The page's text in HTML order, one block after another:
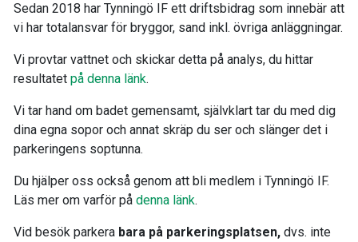
Sedan 2018 har Tynningö IF ett driftsbidrag som innebär att
vi har totalansvar för bryggor, sand inkl. övriga anläggningar.
Vi provtar vattnet och skickar detta på analys, du hittar
resultatet på denna länk.
Vi tar hand om badet gemensamt, självklart tar du med dig
dina egna sopor och annat skräp du ser och slänger det i
parkeringens soptunna.
Du hjälper oss också genom att bli medlem i Tynningö IF.
Läs mer om varför på denna länk.
Vid besök parkera bara på parkeringsplatsen, dvs. inte